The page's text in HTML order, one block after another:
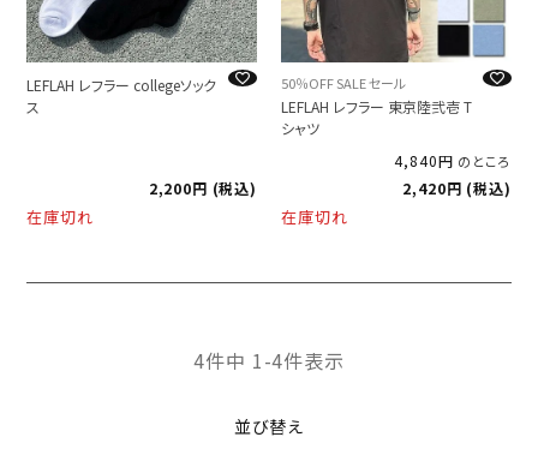
LEFLAH レフラー collegeソック
ス
2,200 税込
在庫切れ
50％OFF SALE セール
LEFLAH レフラー 東京陸弐壱 T
シャツ
4,840
のところ
2,420 税込
在庫切れ
並び替え
4件中 1-4件表示